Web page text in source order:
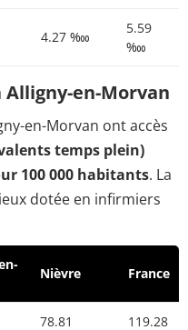
4.27 ‱
5.59
‱
en-Morvan
en-Morvan ont accès
temps plein)
100 000 habitants. La
dotée en infirmiers
Nièvre France
78.81 119.28